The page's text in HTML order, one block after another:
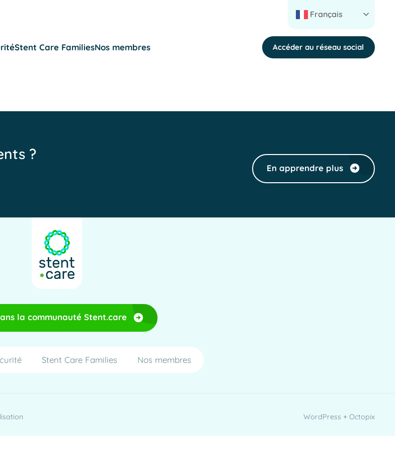
Français
Stent Care FamiliesNos membres Accéder au réseau social
?
En apprendre plus
la communauté Stent.care
Stent Care Families Nos membres
WordPress + Octopix